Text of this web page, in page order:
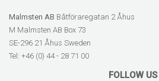
Malmsten AB Båtföraregatan 2 Åhus
M Malmsten AB Box 73
SE-296 21 Åhus Sweden
Tel: +46 (0) 44 - 28 71 00
FOLLOW US